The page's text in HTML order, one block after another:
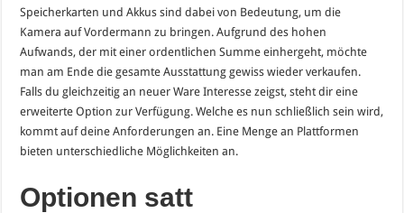
Speicherkarten und Akkus sind dabei von Bedeutung, um die
Kamera auf Vordermann zu bringen. Aufgrund des hohen
Aufwands, der mit einer ordentlichen Summe einhergeht, möchte
man am Ende die gesamte Ausstattung gewiss wieder verkaufen.
Falls du gleichzeitig an neuer Ware Interesse zeigst, steht dir eine
erweiterte Option zur Verfügung. Welche es nun schließlich sein wird,
kommt auf deine Anforderungen an. Eine Menge an Plattformen
bieten unterschiedliche Möglichkeiten an.
Optionen satt